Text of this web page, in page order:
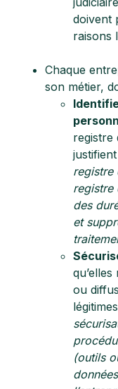
doivent
raisons
Chaque
son métier,
registre
registre
registre
des
et
ou
légitimes
(outils